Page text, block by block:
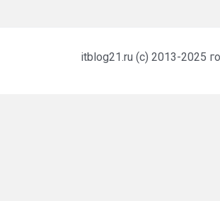
itblog21.ru (c) 2013-2025